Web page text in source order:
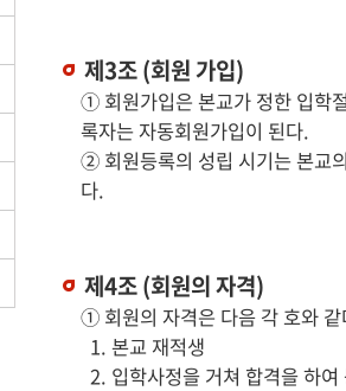
제3조 (회원 가입)
① 회원가입은 본교가 정한 입학
록자는 자동회원가입이 된다.
② 회원등록의 성립 시기는 본교
다.
제4조 (회원의 자격)
① 회원의 자격은 다음 각 호와 같
1. 본교 재적생
2. 입학사정을 거쳐 합격을 하여